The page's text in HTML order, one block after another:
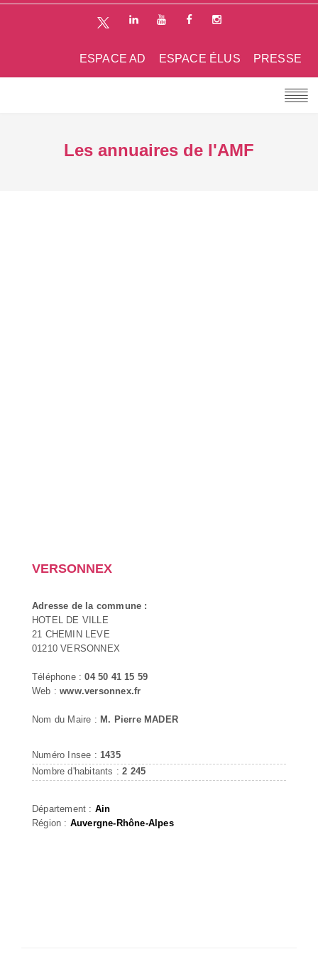
PRESSE
ESPACE ÉLUS
ESPACE AD
Les annuaires de l'AMF
VERSONNEX
Adresse de la commune :
HOTEL DE VILLE
21 CHEMIN LEVE
01210 VERSONNEX
Téléphone :04 50 41 15 59
Web :www.versonnex.fr
Nom du Maire : M. Pierre MADER
Numéro Insee : 1435
Nombre d'habitants :2 245
Département : Ain
Région : Auvergne-Rhône-Alpes